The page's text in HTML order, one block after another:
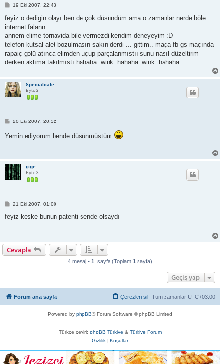
M
s
a
j
19 Eki 2007, 22:43
feyiz o dedigin olayı ben de çok düsündüm ama o zamanlar nerde böle
internet falann
annem elime tornavida bile vermezdi kendim deneyeyim :D
telefon kutsal alet bozulmasın sakın derdi ... gittim.. maça fb gs maçında
rapaiç golü atınca elimden uçup parçalanmıstıı sunu nasıl düzeltirim
derken aklıma takılmıstı hahaha :wink: hahaha :wink: hahaha
Specialcafe
Byte3
M
a
20 Eki 2007, 20:32
Yemin ediyorum bende düsünmüstüm
gige
Byte3
M
s
a
21 Eki 2007, 01:00
feyiz keske bunun patenti sende olsaydı
Cevapla
4 mesaj • 1 . sayfa (Toplam 1 sayfa)
Geçiş yap
Forum ana sayfa Tüm zamanlar UTC+03:00
Çerezleri sil
Powered by phpBB® Forum Software © phpBB Limited
Türkçe çeviri: phpBB Türkiye & Türkiye Forum
Gizlilik | Koşullar